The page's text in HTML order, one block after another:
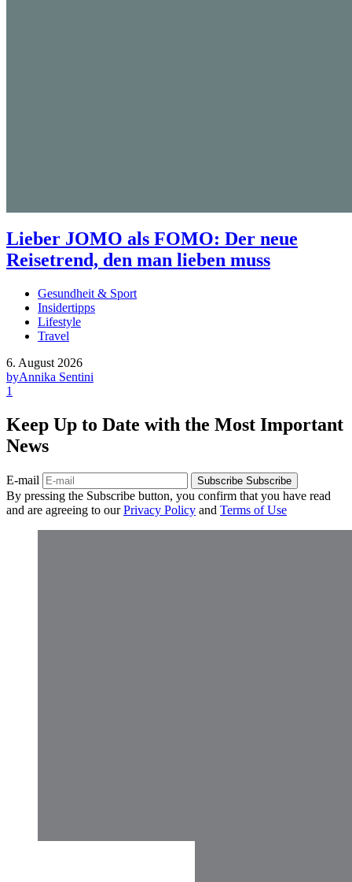
Lieber JOMO als FOMO: Der neue
Reisetrend, den man lieben muss
Gesundheit & Sport
Insidertipps
Lifestyle
Travel
6. August 2026
byAnnika Sentini
1
Keep Up to Date with the Most Important
News
E-mail Subscribe Subscribe
By pressing the Subscribe button, you confirm that you have read
and are agreeing to ourPrivacy Policy and Terms of Use